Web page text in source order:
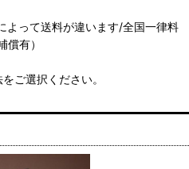
よって送料が違います/全国一律料
有）
ご選択ください。